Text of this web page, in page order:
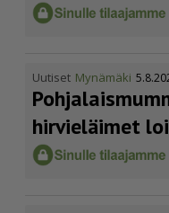
Uutiset Mynämäki
hirvieläimet